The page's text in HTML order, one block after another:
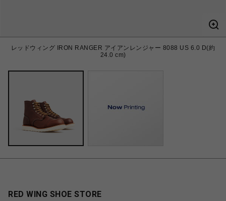
レッドウィング IRON RANGER アイアンレンジャー 8088 US 6.0 D(約
24.0 cm)
RED WING SHOE STORE